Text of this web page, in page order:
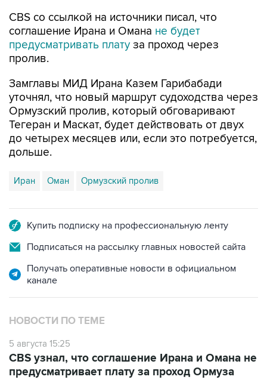
CBS со ссылкой на источники писал, что
соглашение Ирана и Омана не будет
предусматривать плату за проход через
пролив.
Замглавы МИД Ирана Казем Гарибабади
уточнял, что новый маршрут судоходства через
Ормузский пролив, который обговаривают
Тегеран и Маскат, будет действовать от двух
до четырех месяцев или, если это потребуется,
дольше.
Иран Оман Ормузский пролив
Купить подписку на профессиональную ленту
Подписаться на рассылку главных новостей сайта
Получать оперативные новости в официальном
канале
НОВОСТИ ПО ТЕМЕ
5 августа 15:25
CBS узнал, что соглашение Ирана и Омана не
предусматривает плату за проход Ормуза